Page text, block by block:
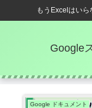
もうExcelはい
Google
Google ドキュメント